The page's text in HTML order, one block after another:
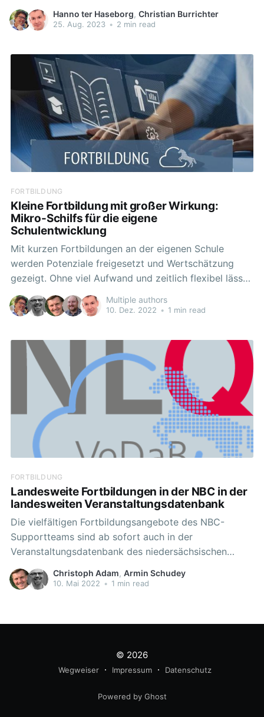
Niedersächsische Bildungscloud als grundlegendes
Lern-Management-System steht den
interessante Möglichkeiten für einen modernen
Unterricht mit digitalen Werkzeugen integriert.
Schulübergreifend
Hanno ter Haseborg, Christian Burrichter
25. Aug. 2023 • 2 min read
FORTBILDUNG
Kleine Fortbildung mit großer Wirkung:
Mikro-Schilfs für die eigene
Schulentwicklung
Mit kurzen Fortbildungen an der eigenen Schule
werden Potenziale freigesetzt und Wertschätzung
gezeigt. Ohne viel Aufwand und zeitlich flexibel lässt
sich schnell und einfach Wissen im eigenen Kollegium
verbreiten. Schulinterne Lehrerfortbildungen
Kompetenztransfer in das ganze Kollegium. In einem
Kurs auf der
Multiple authors
10. Dez. 2022 • 1 min read
FORTBILDUNG
Landesweite Fortbildungen in der NBC in der
landesweiten Veranstaltungsdatenbank
Die vielfältigen Fortbildungsangebote des NBC-
Supportteams sind ab sofort auch in der
Veranstaltungsdatenbank des niedersächsischen
Landesinstituts für schulische Qualitätsentwicklung
abrufbar. > Die in der NBC stattfindenden
Anmeldemöglichkeit finden Sie auch unter n-
Christoph Adam, Armin Schudey
10. Mai 2022 • 1 min read
© 2026
Wegweiser Impressum Datenschutz
Powered by Ghost